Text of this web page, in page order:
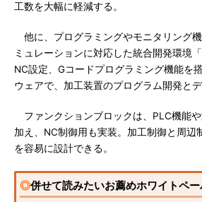
工数を大幅に軽減する。
他に、プログラミングやモニタリング
ミュレーションに対応した統合開発環境
NC設定、Gコードプログラミング機能を
ウェアで、加工装置のプログラム開発とデ
ファンクションブロックは、PLC機能
加え、NC制御用も実装。加工制御と周辺
を容易に設計できる。
◎併せて読みたいお薦めホワイトペー